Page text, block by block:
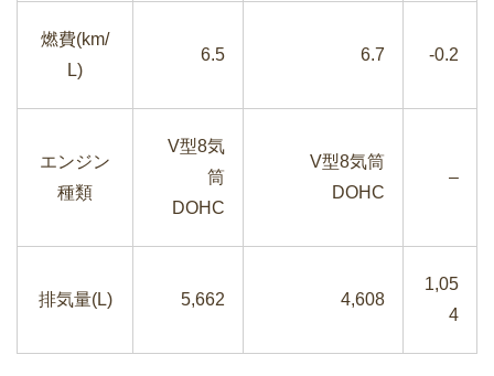
燃費(km/
L)
6.5 6.7 -0.2
エンジン
種類
V型8気
筒
DOHC
V型8気筒
DOHC
–
排気量(L) 5,662 4,608
1,05
4